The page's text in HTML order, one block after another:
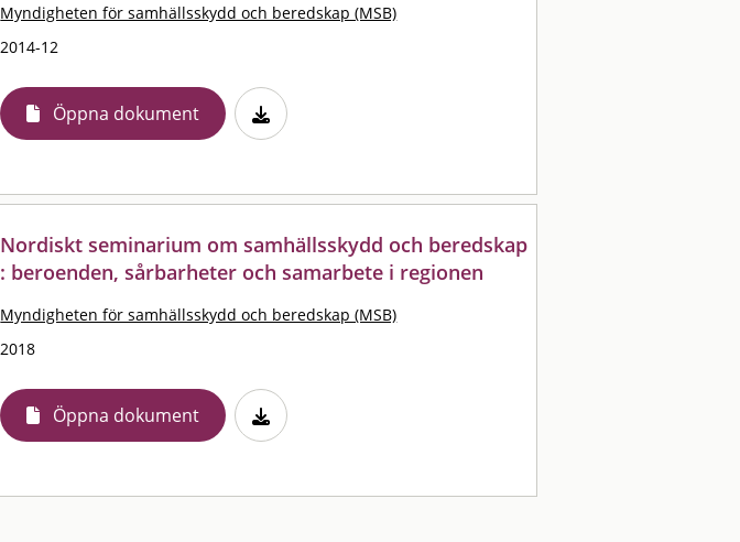
Myndigheten för samhällsskydd och beredskap (MSB)
2014-12
Öppna dokument
Nordiskt seminarium om samhällsskydd och beredskap
: beroenden, sårbarheter och samarbete i regionen
Myndigheten för samhällsskydd och beredskap (MSB)
2018
Öppna dokument